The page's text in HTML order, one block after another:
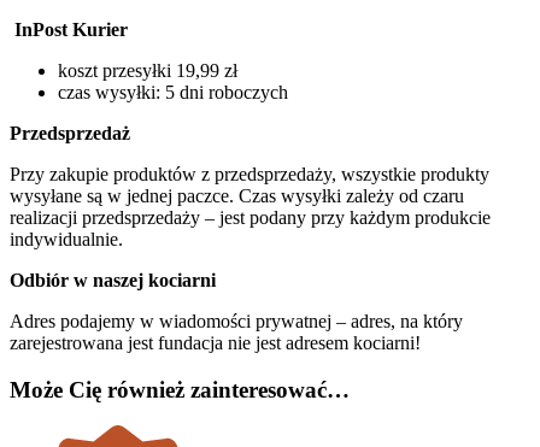
InPost Kurier
koszt przesyłki 19,99 zł
czas wysyłki: 5 dni roboczych
Przedsprzedaż
Przy zakupie produktów z przedsprzedaży, wszystkie produkty
wysyłane są w jednej paczce. Czas wysyłki zależy od czaru
realizacji przedsprzedaży – jest podany przy każdym produkcie
indywidualnie.
Odbiór w naszej kociarni
Adres podajemy w wiadomości prywatnej – adres, na który
zarejestrowana jest fundacja nie jest adresem kociarni!
Może Cię również zainteresować…